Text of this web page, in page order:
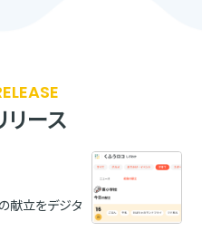
リース
献立をデジタ